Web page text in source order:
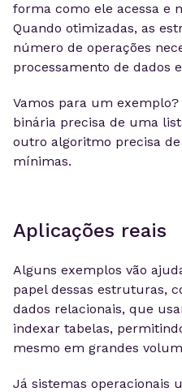
forma como ele acessa e
Quando otimizadas, as
número de operações
processamento de dados
Vamos para um
binária precisa de uma
outro algoritmo precisa
mínimas.
Aplicações reais
Alguns exemplos vão
papel dessas estruturas,
dados relacionais, que
indexar tabelas,
mesmo em grandes
Já sistemas operacionais